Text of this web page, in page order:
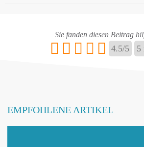
Sie fanden diesen Beitrag
4.5/5 5
EMPFOHLENE ARTIKEL